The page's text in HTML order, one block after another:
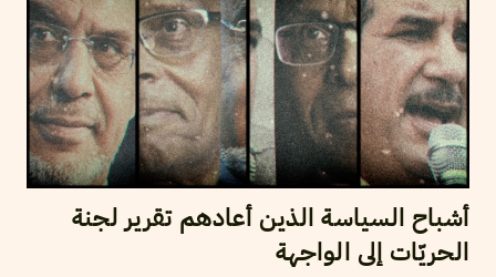
أشباح السياسة الذين أعادهم تقرير لجنة
الحريّات إلى الواجهة